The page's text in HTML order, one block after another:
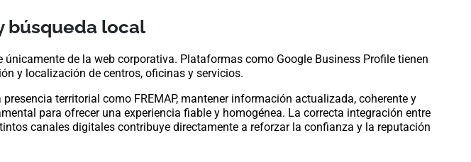
búsqueda local
únicamente de la web corporativa. Plataformas como Google Business Profile tienen
y localización de centros, oficinas y servicios.
territorial como FREMAP, mantener información actualizada, coherente y
para ofrecer una experiencia fiable y homogénea. La correcta integración entre
canales digitales contribuye directamente a reforzar la confianza y la reputación